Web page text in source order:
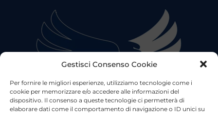
Gestisci Consenso Cookie
Per fornire le migliori esperienze, utilizziamo tecnologie come i
cookie per memorizzare e/o accedere alle informazioni del
dispositivo. Il consenso a queste tecnologie ci permetterà di
elaborare dati come il comportamento di navigazione o ID unici su